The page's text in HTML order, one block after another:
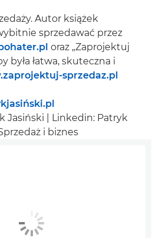
Autor książek
sprzedawać przez
oraz „Zaprojektuj
była łatwa, skuteczna i
sprzedaz.pl
Jasiński | Linkedin: Patryk
i biznes